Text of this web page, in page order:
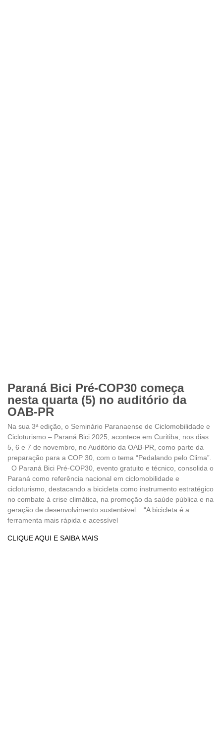
Paraná Bici Pré-COP30 começa
nesta quarta (5) no auditório da
OAB-PR
Na sua 3ª edição, o Seminário Paranaense de Ciclomobilidade e
Cicloturismo – Paraná Bici 2025, acontece em Curitiba, nos dias
5, 6 e 7 de novembro, no Auditório da OAB-PR, como parte da
preparação para a COP 30, com o tema “Pedalando pelo Clima”.
O Paraná Bici Pré-COP30, evento gratuito e técnico, consolida o
Paraná como referência nacional em ciclomobilidade e
cicloturismo, destacando a bicicleta como instrumento estratégico
no combate à crise climática, na promoção da saúde pública e na
geração de desenvolvimento sustentável. “A bicicleta é a
ferramenta mais rápida e acessível
CLIQUE AQUI E SAIBA MAIS